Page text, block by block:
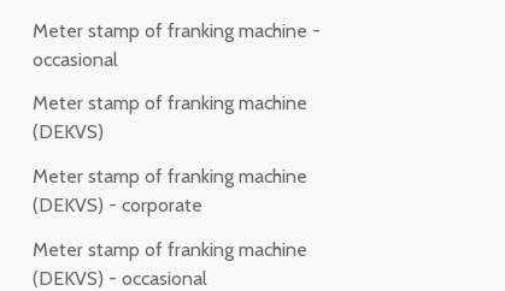
Meter stamp of franking machine -
occasional
Meter stamp of franking machine
(DEKVS)
Meter stamp of franking machine
(DEKVS) - corporate
Meter stamp of franking machine
(DEKVS) - occasional